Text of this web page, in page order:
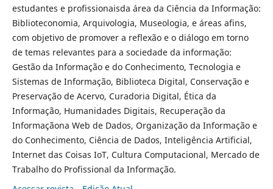
estudantes e profissionaisda área da Ciência da Informação:
Biblioteconomia, Arquivologia, Museologia, e áreas afins,
com objetivo de promover a reflexão e o diálogo em torno
de temas relevantes para a sociedade da informação:
Gestão da Informação e do Conhecimento, Tecnologia e
Sistemas de Informação, Biblioteca Digital, Conservação e
Preservação de Acervo, Curadoria Digital, Ética da
Informação, Humanidades Digitais, Recuperação da
Informaçãona Web de Dados, Organização da Informação e
do Conhecimento, Ciência de Dados, Inteligência Artificial,
Internet das Coisas IoT, Cultura Computacional, Mercado de
Trabalho do Profissional da Informação.